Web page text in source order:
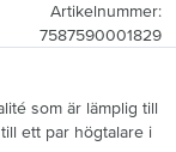
som är lämplig till
ett par högtalare i
Artikelnummer:
7587590001829